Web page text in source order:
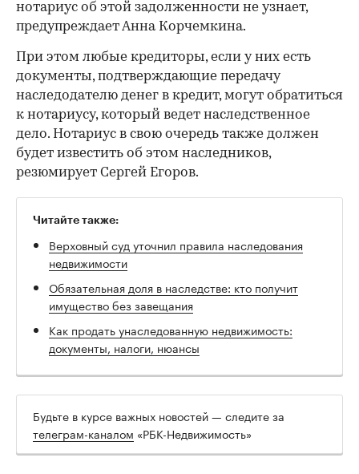
нотариус об этой задолженности не узнает,
предупреждает Анна Корчемкина.
При этом любые кредиторы, если у них есть
документы, подтверждающие передачу
наследодателю денег в кредит, могут обратиться
к нотариусу, который ведет наследственное
дело. Нотариус в свою очередь также должен
будет известить об этом наследников,
резюмирует Сергей Егоров.
Читайте также:
Верховный суд уточнил правила наследования
недвижимости
Обязательная доля в наследстве: кто получит
имущество без завещания
Как продать унаследованную недвижимость:
документы, налоги, нюансы
Будьте в курсе важных новостей — следите за
телеграм-каналом «РБК-Недвижимость»